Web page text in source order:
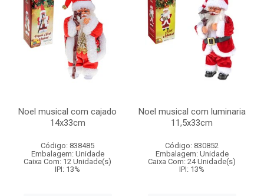
Noel musical com cajado
14x33cm
Código: 838485
Embalagem: Unidade
Caixa Com: 12 Unidade(s)
IPI: 13%
Noel musical com luminaria
11,5x33cm
Código: 830852
Embalagem: Unidade
Caixa Com: 24 Unidade(s)
IPI: 13%